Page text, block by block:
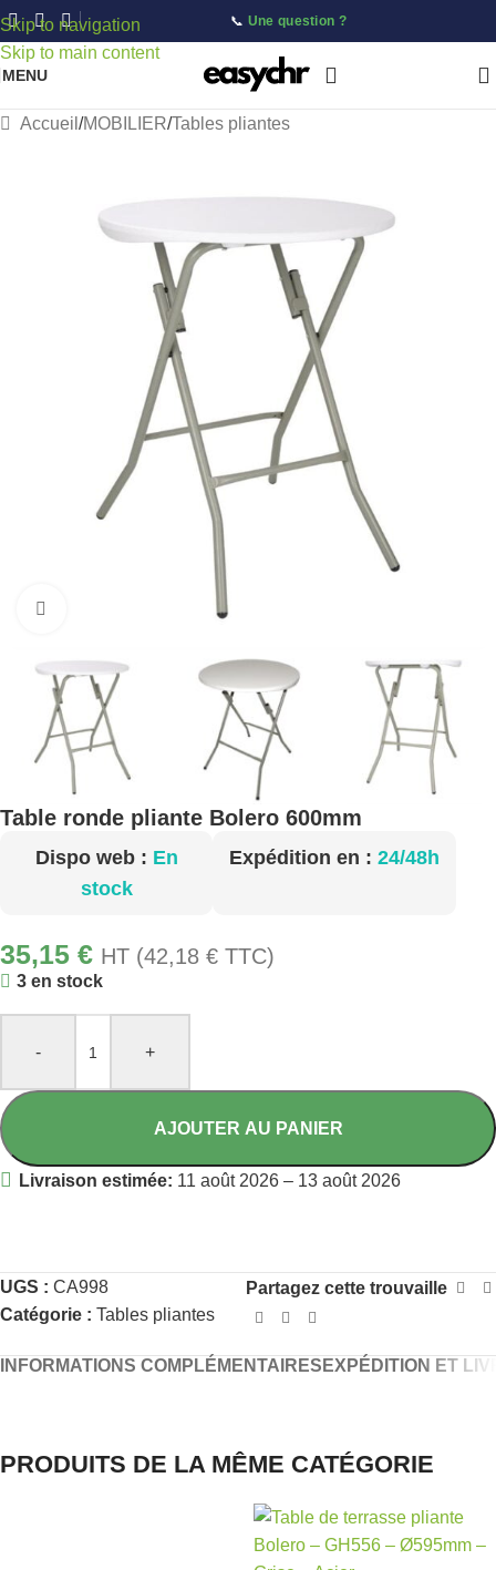
Skip to navigation
Skip to main content
📞 Une question ?
MENU
Accueil /MOBILIER/Tables pliantes
Cliquez pour agrandir
Table ronde pliante Bolero 600mm
Dispo web : En
stock
Expédition en : 24/48h
35,15 € HT (42,18 € TTC)
3 en stock
- +
AJOUTER AU PANIER
Livraison estimée: 11 août 2026 – 13 août 2026
UGS : CA998
Catégorie : Tables pliantes
Partagez cette trouvaille
INFORMATIONS COMPLÉMENTAIRES EXPÉDITION ET
PRODUITS DE LA MÊME CATÉGORIE